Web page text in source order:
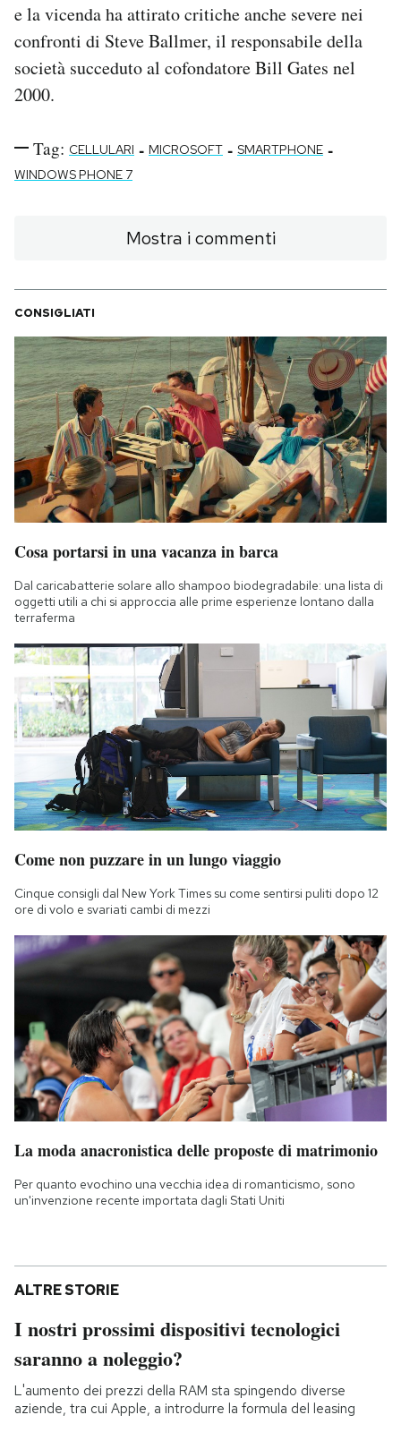
e la vicenda ha attirato critiche anche severe nei
confronti di Steve Ballmer, il responsabile della
società succeduto al cofondatore Bill Gates nel
2000.
Tag: CELLULARI - MICROSOFT - SMARTPHONE -
WINDOWS PHONE 7
Mostra i commenti
CONSIGLIATI
Cosa portarsi in una vacanza in barca
Dal caricabatterie solare allo shampoo biodegradabile: una lista di
oggetti utili a chi si approccia alle prime esperienze lontano dalla
terraferma
Come non puzzare in un lungo viaggio
Cinque consigli dal New York Times su come sentirsi puliti dopo 12
ore di volo e svariati cambi di mezzi
La moda anacronistica delle proposte di matrimonio
Per quanto evochino una vecchia idea di romanticismo, sono
un'invenzione recente importata dagli Stati Uniti
ALTRE STORIE
I nostri prossimi dispositivi tecnologici
saranno a noleggio?
L'aumento dei prezzi della RAM sta spingendo diverse
aziende, tra cui Apple, a introdurre la formula del leasing